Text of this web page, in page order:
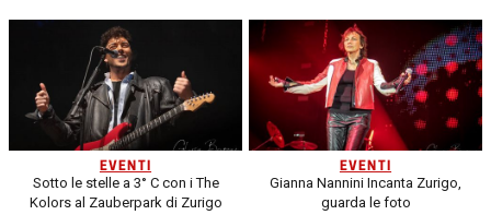
EVENTI
Sotto le stelle a 3° C con i The
Kolors al Zauberpark di Zurigo
EVENTI
Gianna Nannini Incanta Zurigo,
guarda le foto